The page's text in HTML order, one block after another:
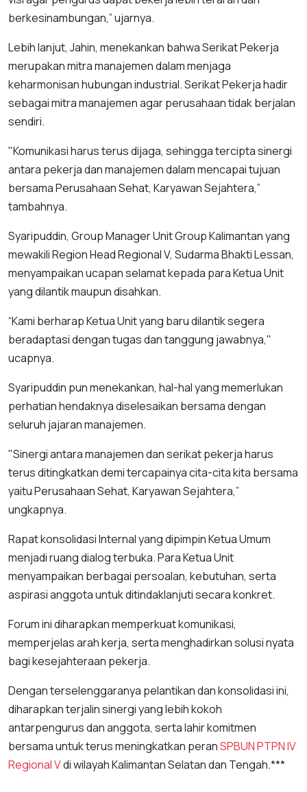
berkesinambungan,” ujarnya.
Lebih lanjut, Jahin, menekankan bahwa Serikat Pekerja
merupakan mitra manajemen dalam menjaga
keharmonisan hubungan industrial. Serikat Pekerja hadir
sebagai mitra manajemen agar perusahaan tidak berjalan
sendiri.
"Komunikasi harus terus dijaga, sehingga tercipta sinergi
antara pekerja dan manajemen dalam mencapai tujuan
bersama Perusahaan Sehat, Karyawan Sejahtera,”
tambahnya.
Syaripuddin, Group Manager Unit Group Kalimantan yang
mewakili Region Head Regional V, Sudarma Bhakti Lessan,
menyampaikan ucapan selamat kepada para Ketua Unit
yang dilantik maupun disahkan.
“Kami berharap Ketua Unit yang baru dilantik segera
beradaptasi dengan tugas dan tanggung jawabnya,"
ucapnya.
Syaripuddin pun menekankan, hal-hal yang memerlukan
perhatian hendaknya diselesaikan bersama dengan
seluruh jajaran manajemen.
"Sinergi antara manajemen dan serikat pekerja harus
terus ditingkatkan demi tercapainya cita-cita kita bersama
yaitu Perusahaan Sehat, Karyawan Sejahtera,”
ungkapnya.
Rapat konsolidasi Internal yang dipimpin Ketua Umum
menjadi ruang dialog terbuka. Para Ketua Unit
menyampaikan berbagai persoalan, kebutuhan, serta
aspirasi anggota untuk ditindaklanjuti secara konkret.
Forum ini diharapkan memperkuat komunikasi,
memperjelas arah kerja, serta menghadirkan solusi nyata
bagi kesejahteraan pekerja.
Dengan terselenggaranya pelantikan dan konsolidasi ini,
diharapkan terjalin sinergi yang lebih kokoh
antarpengurus dan anggota, serta lahir komitmen
bersama untuk terus meningkatkan peranSPBUNPTPN IV
Regional Vdi wilayah Kalimantan Selatan dan Tengah.***